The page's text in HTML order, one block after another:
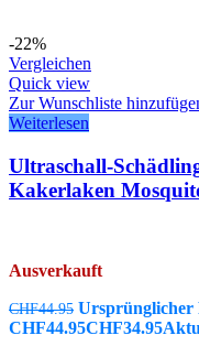
-22%
Vergleichen
Quick view
Zur Wunschliste
Weiterlesen
Ultraschall-
Kakerlaken
Ausverkauft
CHF44.95 Ursprünglicher
CHF44.95CHF34.95